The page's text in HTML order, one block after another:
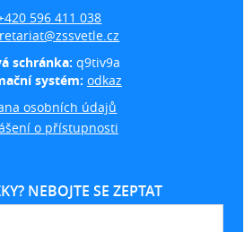
596 411 038
schránka: q9tiv9a
systém: odkaz
osobních údajů
o přístupnosti
NEBOJTE SE ZEPTAT